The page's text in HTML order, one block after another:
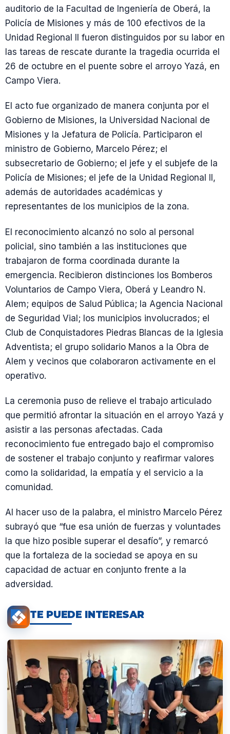
auditorio de la Facultad de Ingeniería de Oberá, la
Policía de Misiones y más de 100 efectivos de la
Unidad Regional II fueron distinguidos por su labor en
las tareas de rescate durante la tragedia ocurrida el
26 de octubre en el puente sobre el arroyo Yazá, en
Campo Viera.
El acto fue organizado de manera conjunta por el
Gobierno de Misiones, la Universidad Nacional de
Misiones y la Jefatura de Policía. Participaron el
ministro de Gobierno, Marcelo Pérez; el
subsecretario de Gobierno; el jefe y el subjefe de la
Policía de Misiones; el jefe de la Unidad Regional II,
además de autoridades académicas y
representantes de los municipios de la zona.
El reconocimiento alcanzó no solo al personal
policial, sino también a las instituciones que
trabajaron de forma coordinada durante la
emergencia. Recibieron distinciones los Bomberos
Voluntarios de Campo Viera, Oberá y Leandro N.
Alem; equipos de Salud Pública; la Agencia Nacional
de Seguridad Vial; los municipios involucrados; el
Club de Conquistadores Piedras Blancas de la Iglesia
Adventista; el grupo solidario Manos a la Obra de
Alem y vecinos que colaboraron activamente en el
operativo.
La ceremonia puso de relieve el trabajo articulado
que permitió afrontar la situación en el arroyo Yazá y
asistir a las personas afectadas. Cada
reconocimiento fue entregado bajo el compromiso
de sostener el trabajo conjunto y reafirmar valores
como la solidaridad, la empatía y el servicio a la
comunidad.
Al hacer uso de la palabra, el ministro Marcelo Pérez
subrayó que “fue esa unión de fuerzas y voluntades
la que hizo posible superar el desafío”, y remarcó
que la fortaleza de la sociedad se apoya en su
capacidad de actuar en conjunto frente a la
adversidad.
TE PUEDE INTERESAR